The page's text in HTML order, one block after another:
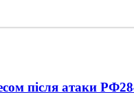
після атаки РФ